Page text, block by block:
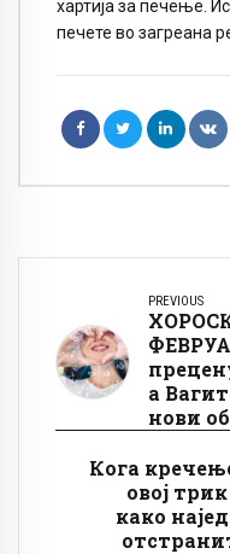
хартија за печење.
печете во загреана
PREVIOUS
а
нови
Кога
овој
како